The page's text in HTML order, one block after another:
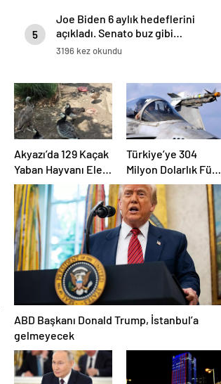
5
Joe Biden 6 aylık hedeflerini
açıkladı. Senato buz gibi…
3196 kez okundu
Akyazı’da 129 Kaçak
Yaban Hayvanı Ele
Geçirildi
Türkiye’ye 304
Milyon Dolarlık Füze
Satışı Onayı
ABD Başkanı Donald Trump, İstanbul’a
gelmeyecek